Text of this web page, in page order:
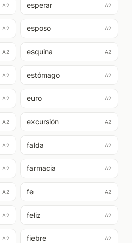
A2 esperar A2
A2 esposo A2
A2 esquina A2
A2 estómago A2
A2 euro A2
A2 excursión A2
A2 falda A2
A2 farmacia A2
A2 fe A2
A2 feliz A2
A2 fiebre A2